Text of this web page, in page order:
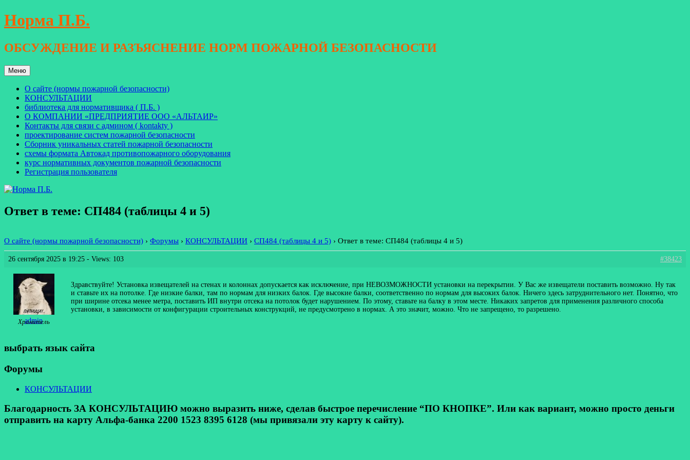
Перейти
к
Норма П.Б.
ОБСУЖДЕНИЕ И РАЗЪЯСНЕНИЕ НОРМ ПОЖАРНОЙ БЕЗОПАСНОСТИ
Меню
О сайте (нормы пожарной безопасности)
КОНСУЛЬТАЦИИ
библиотека для нормативщика ( П.Б. )
О КОМПАНИИ «ПРЕДПРИЯТИЕ ООО «АЛЬТАИР»
Контакты для связи с админом ( kontakty )
проектирование систем пожарной безопасности
Сборник уникальных статей пожарной безопасности
схемы формата Автокад противопожарного оборудования
курс нормативных документов пожарной безопасности
Регистрация пользователя
Ответ в теме: СП484 (таблицы 4 и 5)
О сайте (нормы пожарной безопасности) › Форумы › КОНСУЛЬТАЦИИ › СП484 (таблицы 4 и 5) › Ответ в теме: СП484 (таблицы 4 и 5)
26 сентября 2025 в 19:25 - Views: 103 #38423
admin
Хранитель
Здравствуйте! Установка извещателей на стенах и колоннах допускается как исключение, при НЕВОЗМОЖНОСТИ установки на перекрытии. У Вас же извещатели поставить возможно. Ну так
и ставьте их на потолке. Где низкие балки, там по нормам для низких балок. Где высокие балки, соответственно по нормам для высоких балок. Ничего здесь затруднительного нет. Понятно, что
при ширине отсека менее метра, поставить ИП внутри отсека на потолок будет нарушением. По этому, ставьте на балку в этом месте. Никаких запретов для применения различного способа
установки, в зависимости от конфигурации строительных конструкций, не предусмотрено в нормах. А это значит, можно. Что не запрещено, то разрешено.
выбрать язык сайта
Форумы
КОНСУЛЬТАЦИИ
Благодарность ЗА КОНСУЛЬТАЦИЮ можно выразить ниже, сделав быстрое перечисление “ПО КНОПКЕ”. Или как вариант, можно просто деньги
отправить на карту Альфа-банка 2200 1523 8395 6128 (мы привязали эту карту к сайту).